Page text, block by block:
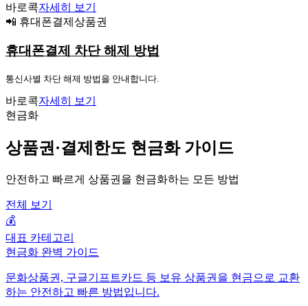
바로콕자세히 보기
📲 휴대폰결제상품권
휴대폰결제 차단 해제 방법
통신사별 차단 해제 방법을 안내합니다.
바로콕자세히 보기
현금화
상품권·결제한도 현금화 가이드
안전하고 빠르게 상품권을 현금화하는 모든 방법
전체 보기
💰
대표 카테고리
현금화 완벽 가이드
문화상품권, 구글기프트카드 등 보유 상품권을 현금으로 교환
하는 안전하고 빠른 방법입니다.